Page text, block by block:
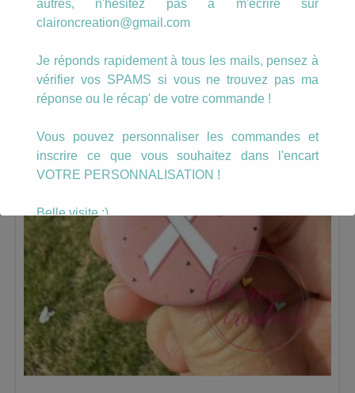
AJOUTER AU PANIER
autres, n'hésitez pas à m'écrire sur
claironcreation@gmail.com
Je réponds rapidement à tous les mails, pensez à
vérifier vos SPAMS si vous ne trouvez pas ma
réponse ou le récap' de votre commande !
Vous pouvez personnaliser les commandes et
inscrire ce que vous souhaitez dans l'encart
VOTRE PERSONNALISATION !
Belle visite :)